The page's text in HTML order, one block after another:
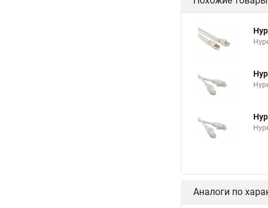
Аналоги по